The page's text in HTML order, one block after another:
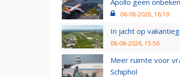
06-08-2026, 16:19
In jacht op
06-08-2026, 15:56
Meer ruimte voor
Schiphol